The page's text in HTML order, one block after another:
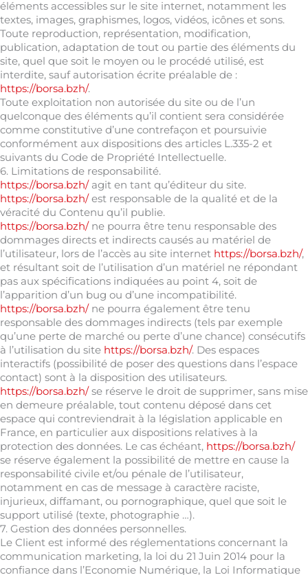
éléments accessibles sur le site internet, notamment les
textes, images, graphismes, logos, vidéos, icônes et sons.
Toute reproduction, représentation, modification,
publication, adaptation de tout ou partie des éléments du
site, quel que soit le moyen ou le procédé utilisé, est
interdite, sauf autorisation écrite préalable de :
https://borsa.bzh/.
Toute exploitation non autorisée du site ou de l’un
quelconque des éléments qu’il contient sera considérée
comme constitutive d’une contrefaçon et poursuivie
conformément aux dispositions des articles L.335-2 et
suivants du Code de Propriété Intellectuelle.
6. Limitations de responsabilité.
https://borsa.bzh/agit en tant qu’éditeur du site.
https://borsa.bzh/est responsable de la qualité et de la
véracité du Contenu qu’il publie.
https://borsa.bzh/ne pourra être tenu responsable des
dommages directs et indirects causés au matériel de
l’utilisateur, lors de l’accès au site internet https://borsa.bzh/,
et résultant soit de l’utilisation d’un matériel ne répondant
pas aux spécifications indiquées au point 4, soit de
l’apparition d’un bug ou d’une incompatibilité.
https://borsa.bzh/ne pourra également être tenu
responsable des dommages indirects (tels par exemple
qu’une perte de marché ou perte d’une chance) consécutifs
à l’utilisation du site https://borsa.bzh/. Des espaces
interactifs (possibilité de poser des questions dans l’espace
contact) sont à la disposition des utilisateurs.
https://borsa.bzh/se réserve le droit de supprimer, sans mise
en demeure préalable, tout contenu déposé dans cet
espace qui contreviendrait à la législation applicable en
France, en particulier aux dispositions relatives à la
protection des données. Le cas échéant, https://borsa.bzh/
se réserve également la possibilité de mettre en cause la
responsabilité civile et/ou pénale de l’utilisateur,
notamment en cas de message à caractère raciste,
injurieux, diffamant, ou pornographique, quel que soit le
support utilisé (texte, photographie …).
7. Gestion des données personnelles.
Le Client est informé des réglementations concernant la
communication marketing, la loi du 21 Juin 2014 pour la
confiance dans l’Economie Numérique, la Loi Informatique